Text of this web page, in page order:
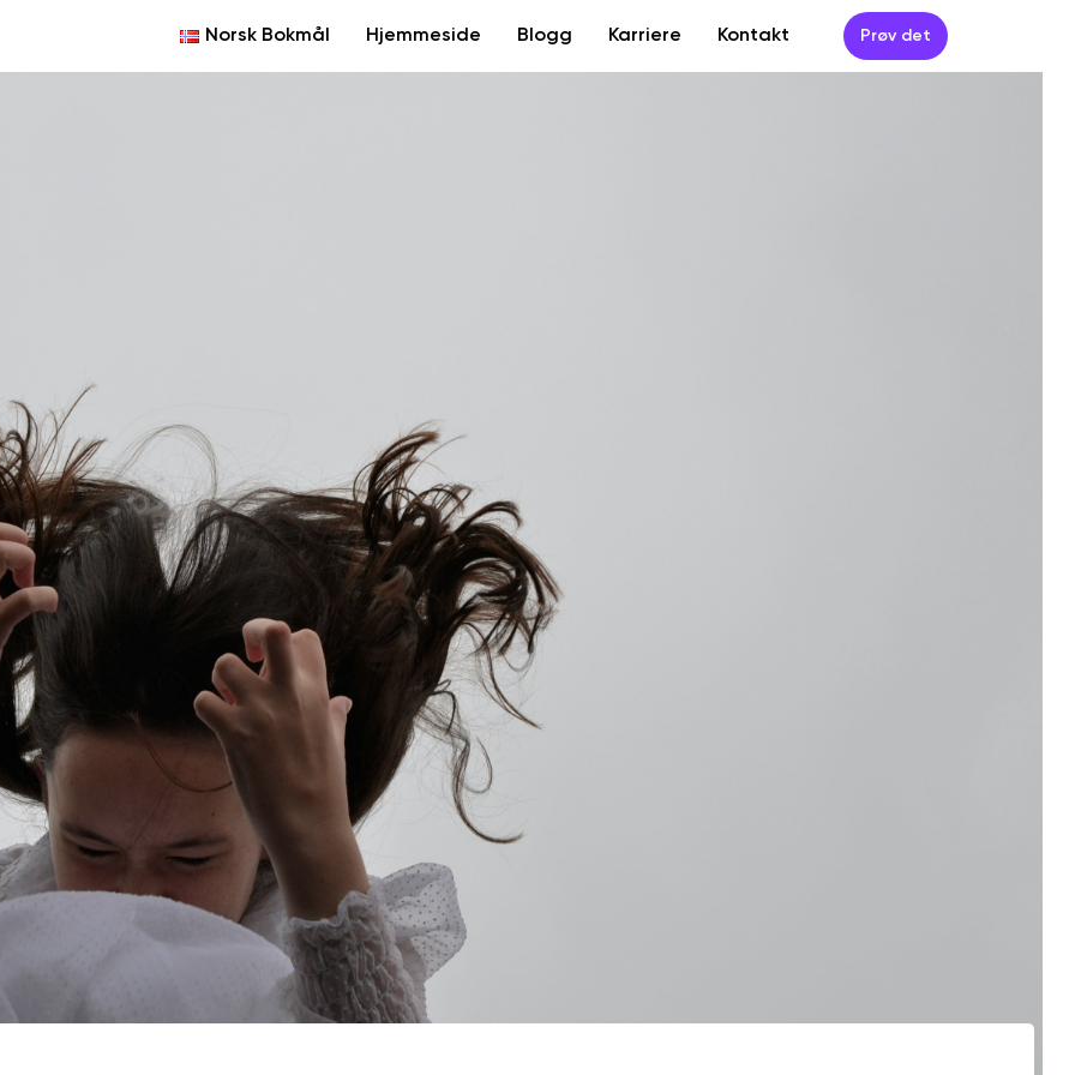
Norsk Bokmål Hjemmeside Blogg Karriere Kontakt Prøv det